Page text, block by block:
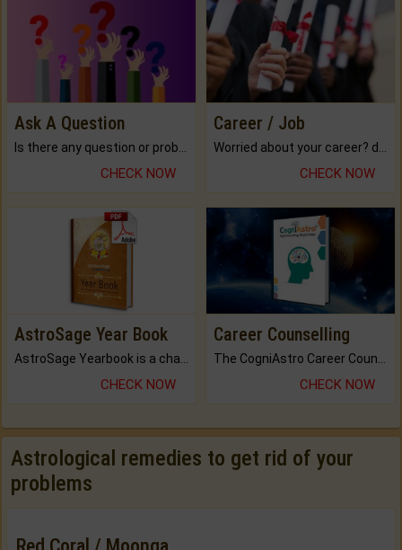
Ask A Question
Is there any question or problem lingering.
CHECK NOW
Career / Job
Worried about your career? don't know what is.
CHECK NOW
AstroSage Year Book
AstroSage Yearbook is a channel to fulfill your dreams and destiny.
CHECK NOW
Career Counselling
The CogniAstro Career Counselling Report is the most comprehensive report available on this topic.
CHECK NOW
Astrological remedies to get rid of your
problems